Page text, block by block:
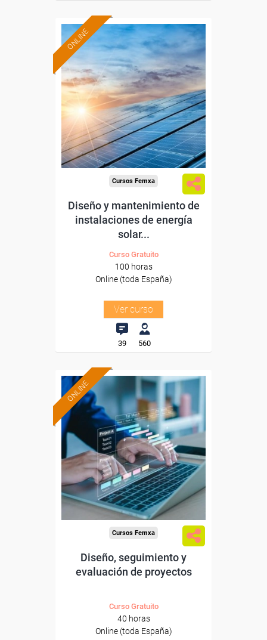
ONLINE
Formación 100%
subvencionada.
Para desempleados,
trabajadores y autónomos.
Sector
-Metal.
Cursos Femxa
Diseño y mantenimiento de
instalaciones de energía
solar...
Curso Gratuito
100 horas
Online (toda España)
Ver curso
39 560
ONLINE
Formación 100%
subvencionada.
Para desempleados,
trabajadores y autónomos.
Sector
-Educación.
Cursos Femxa
Diseño, seguimiento y
evaluación de proyectos
Curso Gratuito
40 horas
Online (toda España)